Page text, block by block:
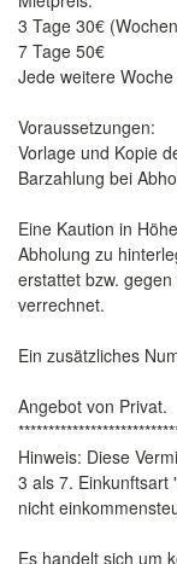
3 Tage 30€
7 Tage 50€
Jede weitere
Voraussetzungen:
Vorlage und Kopie
Barzahlung bei
Eine Kaution in
Abholung zu
erstattet bzw.
verrechnet.
Ein zusätzliches
Angebot von Privat.
Hinweis: Diese
3 als 7. Einkunftsart
nicht
Es handelt sich um